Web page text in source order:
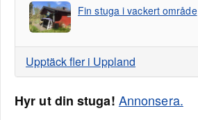
Fin stuga i vackert område
Upptäck fler i Uppland
Hyr ut din stuga! Annonsera.